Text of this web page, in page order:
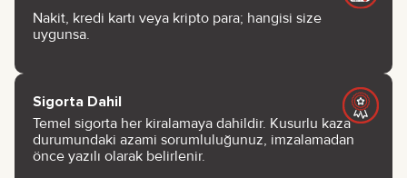
Nakit, kredi kartı veya kripto para; hangisi size
uygunsa.
Sigorta Dahil
Temel sigorta her kiralamaya dahildir. Kusurlu kaza
durumundaki azami sorumluluğunuz, imzalamadan
önce yazılı olarak belirlenir.